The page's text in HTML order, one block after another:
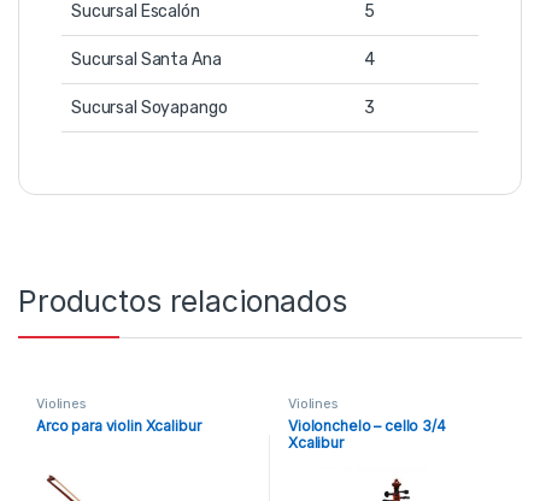
Sucursal Escalón 5
Sucursal Santa Ana 4
Sucursal Soyapango 3
Productos relacionados
Violines
Arco para violin Xcalibur
Violines
Violonchelo – cello 3/4
Xcalibur